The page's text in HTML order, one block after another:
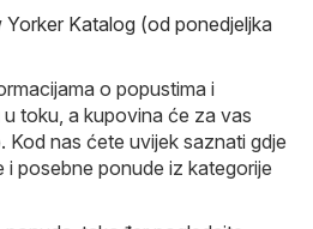
Katalog (od ponedjeljka
o popustima i
toku, a kupovina će za vas
nas ćete uvijek saznati gdje
posebne ponude iz kategorije